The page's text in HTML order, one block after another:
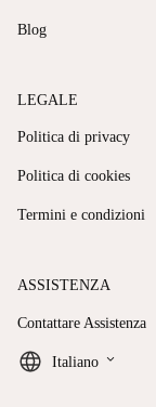
Blog
LEGALE
Politica di privacy
Politica di cookies
Termini e condizioni
ASSISTENZA
Contattare Assistenza
Italiano keyboard_arrow_down